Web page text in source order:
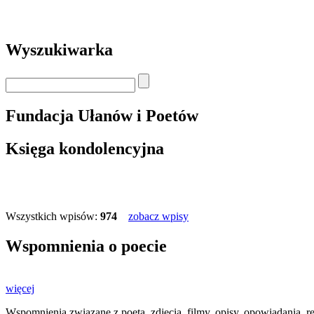
Wyszukiwarka
Fundacja Ułanów i Poetów
Księga kondolencyjna
Wszystkich wpisów: 974 zobacz wpisy
Wspomnienia o poecie
więcej